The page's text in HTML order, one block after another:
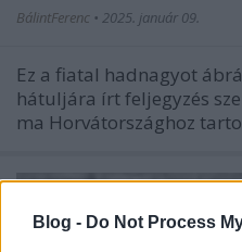
Blog - Do Not Process
BálintFerenc • 2025. január 09.
Ez a fiatal hadnagyot
hátuljára írt feljegyzés
ma Horvátországhoz